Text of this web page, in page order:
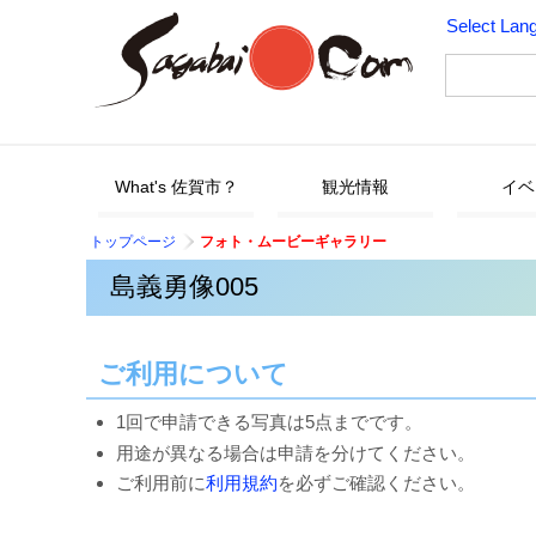
Select
What's 佐賀市？ 観光情報 イ
トップページ フォト・ムービーギャラリー
島義勇像005
ご利用について
1回で申請できる写真は5点までです。
用途が異なる場合は申請を分けてください。
ご利用前に利用規約を必ずご確認ください。